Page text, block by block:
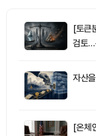
[토큰
검토…
자산
[온체